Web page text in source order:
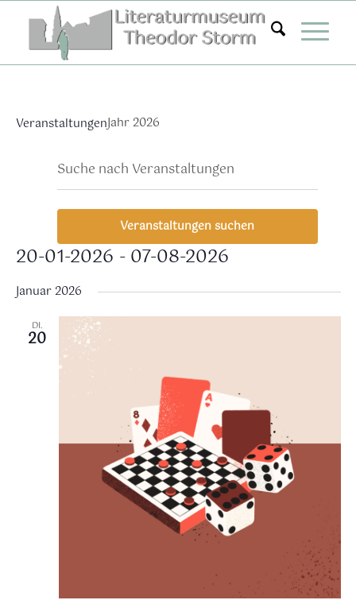
springen
VeranstaltungenJahr 2026
Veranstaltungen
Suche
und
Ansichten,
Navigation
Suche
Schlüsselwort
eingeben.
Suche
Veranstaltungen
Veranstaltungen suchen
20-01-2026 - 07-08-2026
wählen.
Januar 2026
DI.
20